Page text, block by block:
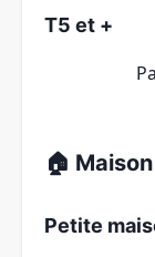
T5 et +
🏠 Maison
Petite